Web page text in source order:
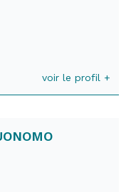
voir le profil +